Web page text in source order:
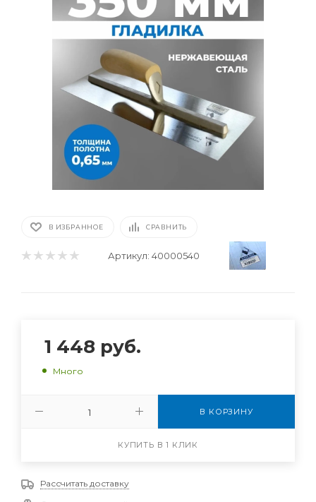
В ИЗБРАННОЕ СРАВНИТЬ
Артикул: 40000540
1 448 руб.
Много
В КОРЗИНУ
КУПИТЬ В 1 КЛИК
Рассчитать доставку